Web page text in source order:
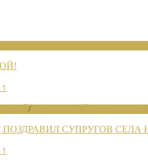
/
СУПРУГОВ СЕЛА